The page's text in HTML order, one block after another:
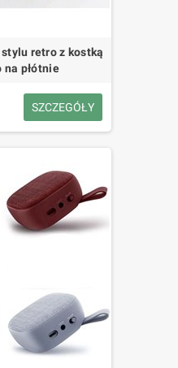
retro z kostką
na płótnie
SZCZEGÓŁY